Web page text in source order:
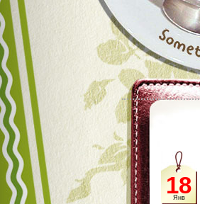
18
Янв